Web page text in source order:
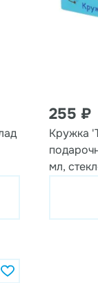
255 ₽
Кружка
мл,